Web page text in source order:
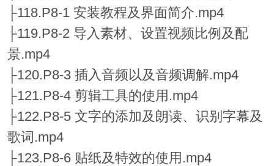
├118.P8-1 安装教程及界面简介.mp4
├119.P8-2 导入素材、设置视频比例及配
景.mp4
├120.P8-3 插入音频以及音频调解.mp4
├121.P8-4 剪辑工具的使用.mp4
├122.P8-5 文字的添加及朗读、识别字幕及
歌词.mp4
├123.P8-6 贴纸及特效的使用.mp4